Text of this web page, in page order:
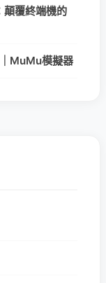
覆終端機的
MuMu模擬器